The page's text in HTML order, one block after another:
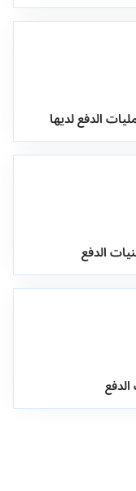
الدفع لديها
الدفع